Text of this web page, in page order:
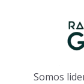
Somos